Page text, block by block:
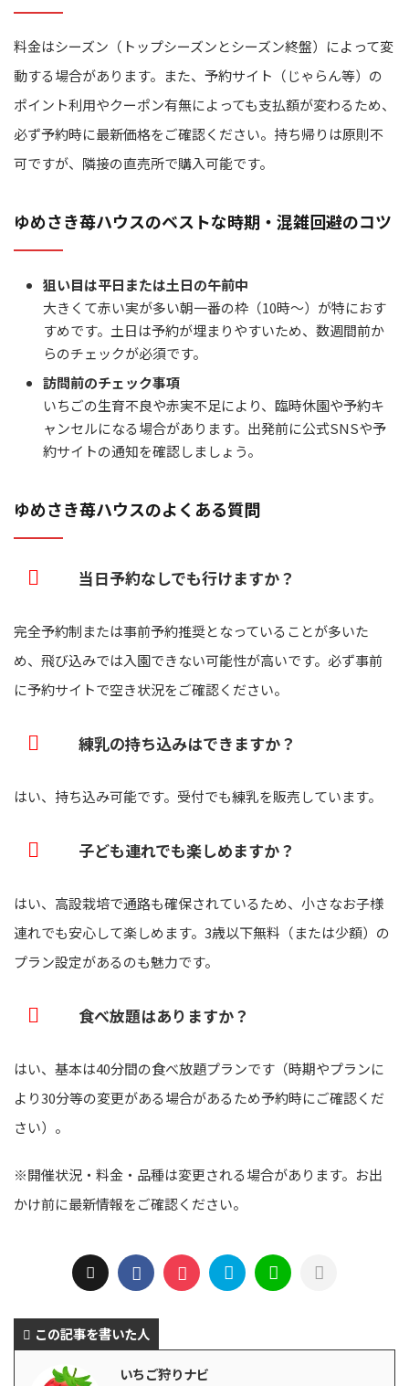
料金はシーズン（トップシーズンとシーズン終盤）によって変
動する場合があります。また、予約サイト（じゃらん等）の
ポイント利用やクーポン有無によっても支払額が変わるため、
必ず予約時に最新価格をご確認ください。持ち帰りは原則不
可ですが、隣接の直売所で購入可能です。
ゆめさき苺ハウスのベストな時期・混雑回避のコツ
狙い目は平日または土日の午前中
大きくて赤い実が多い朝一番の枠（10時～）が特におす
すめです。土日は予約が埋まりやすいため、数週間前か
らのチェックが必須です。
訪問前のチェック事項
いちごの生育不良や赤実不足により、臨時休園や予約キ
ャンセルになる場合があります。出発前に公式SNSや予
約サイトの通知を確認しましょう。
ゆめさき苺ハウスのよくある質問
当日予約なしでも行けますか？
完全予約制または事前予約推奨となっていることが多いた
め、飛び込みでは入園できない可能性が高いです。必ず事前
に予約サイトで空き状況をご確認ください。
練乳の持ち込みはできますか？
はい、持ち込み可能です。受付でも練乳を販売しています。
子ども連れでも楽しめますか？
はい、高設栽培で通路も確保されているため、小さなお子様
連れでも安心して楽しめます。3歳以下無料（または少額）の
プラン設定があるのも魅力です。
食べ放題はありますか？
はい、基本は40分間の食べ放題プランです（時期やプランに
より30分等の変更がある場合があるため予約時にご確認くだ
さい）。
※開催状況・料金・品種は変更される場合があります。お出
かけ前に最新情報をご確認ください。
この記事を書いた人
いちご狩りナビ